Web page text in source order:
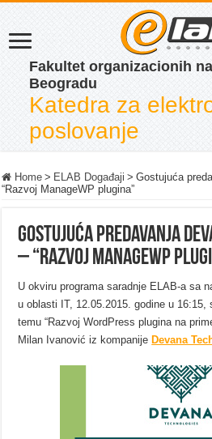
Fakultet organizacionih
Beogradu
Katedra za
poslovanje
Home > ELAB Događaji > Gostujuća
“Razvoj ManageWP plugina”
Gostujuća predavanja
– “Razvoj ManageWP
U okviru programa saradnje ELAB-a sa
u oblasti IT, 12.05.2015. godine u 16:15,
temu “Razvoj WordPress plugina na
Milan Ivanović iz kompanije Devana